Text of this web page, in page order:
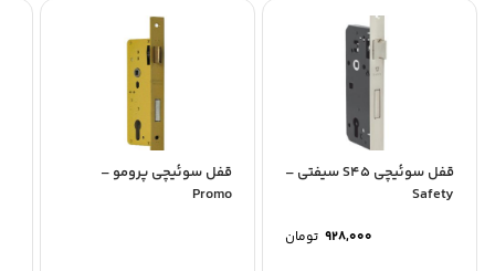
قفل سوئیچی S45 سیفتی –
Safety
928,000 تومان
قفل سوئیچی پرومو –
Promo